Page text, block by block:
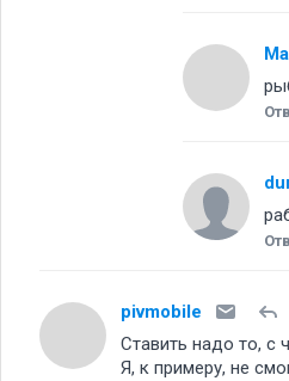
pivmobile
Ставить надо то, с
Я, к примеру, не